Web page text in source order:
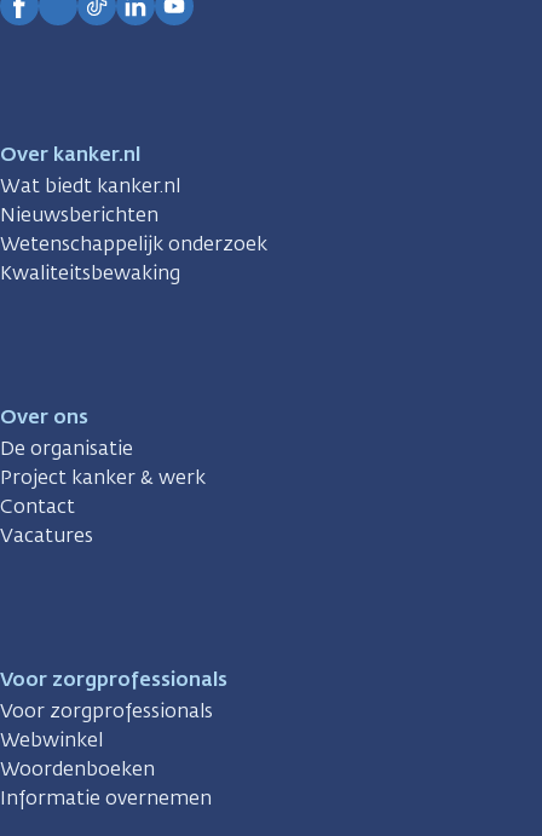
Over kanker.nl
Wat biedt kanker.nl
Nieuwsberichten
Wetenschappelijk onderzoek
Kwaliteitsbewaking
Over ons
De organisatie
Project kanker & werk
Contact
Vacatures
Voor zorgprofessionals
Voor zorgprofessionals
Webwinkel
Woordenboeken
Informatie overnemen